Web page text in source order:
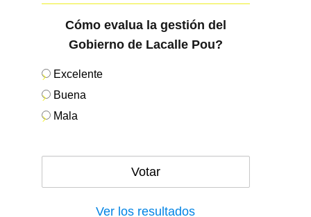
Cómo evalua la gestión del
Gobierno de Lacalle Pou?
Excelente
Buena
Mala
Ver los resultados